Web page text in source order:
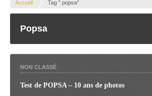
Accueil Tag " popsa"
Popsa
NON CLASSÉ
Test de POPSA – 10 ans de photos